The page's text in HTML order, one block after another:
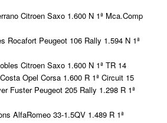
Citroen Saxo 1.600 N 1ª Mca.Comp
Rocafort Peugeot 106 Rally 1.594 N 1ª
Citroen Saxo 1.600 N 1ª TR 14
Opel Corsa 1.600 R 1ª Circuit 15
Fuster Peugeot 205 Rally 1.298 R 1ª
AlfaRomeo 33-1.5QV 1.489 R 1ª